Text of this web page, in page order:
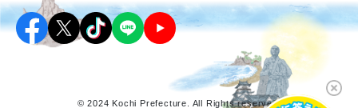
© 2024 Kochi Prefecture. All Rights reserved.